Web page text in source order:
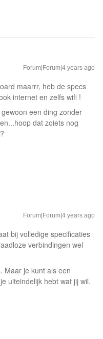
Forum|Forum|4 years ago
maarrr, heb de specs
internet en zelfs wifi !
een ding zonder
dat zoiets nog
Forum|Forum|4 years ago
bij volledige specificaties
verbindingen wel
Maar je kunt als een
uiteindelijk hebt wat jij wil.